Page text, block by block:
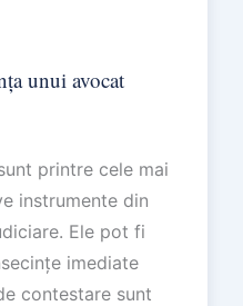
unui avocat
printre cele mai
instrumente din
Ele pot fi
imediate
contestare sunt